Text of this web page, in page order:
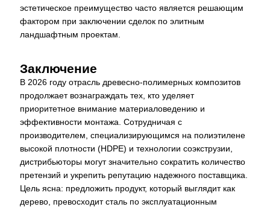
эстетическое преимущество часто является решающим
фактором при заключении сделок по элитным
ландшафтным проектам.
Заключение
В 2026 году отрасль древесно-полимерных композитов
продолжает вознаграждать тех, кто уделяет
приоритетное внимание материаловедению и
эффективности монтажа. Сотрудничая с
производителем, специализирующимся на полиэтилене
высокой плотности (HDPE) и технологии соэкструзии,
дистрибьюторы могут значительно сократить количество
претензий и укрепить репутацию надежного поставщика.
Цель ясна: предложить продукт, который выглядит как
дерево, превосходит сталь по эксплуатационным